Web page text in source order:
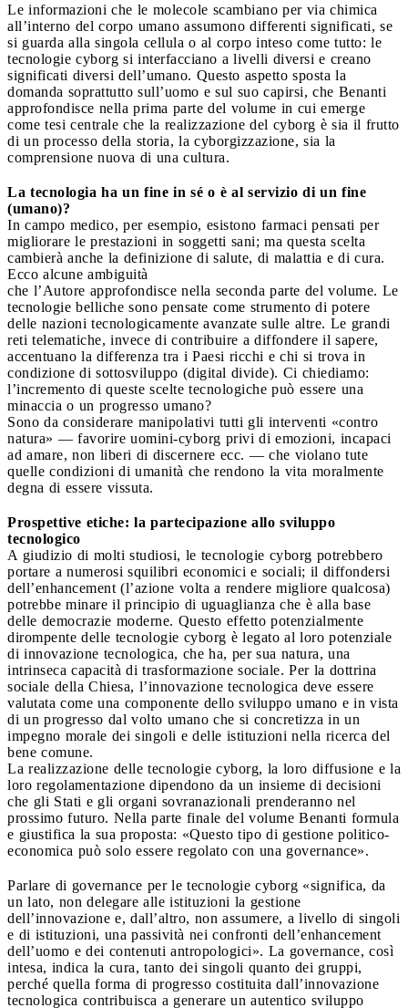
Le informazioni che le molecole scambiano per via chimica
all’interno del corpo umano assumono differenti significati, se
si guarda alla singola cellula o al corpo inteso come tutto: le
tecnologie cyborg si interfacciano a livelli diversi e creano
significati diversi dell’umano. Questo aspetto sposta la
domanda soprattutto sull’uomo e sul suo capirsi, che Benanti
approfondisce nella prima parte del volume in cui emerge
come tesi centrale che la realizzazione del cyborg è sia il frutto
di un processo della storia, la cyborgizzazione, sia la
comprensione nuova di una cultura.
La tecnologia ha un fine in sé o è al servizio di un fine
(umano)?
In campo medico, per esempio, esistono farmaci pensati per
migliorare le prestazioni in soggetti sani; ma questa scelta
cambierà anche la definizione di salute, di malattia e di cura.
Ecco alcune ambiguità
che l’Autore approfondisce nella seconda parte del volume. Le
tecnologie belliche sono pensate come strumento di potere
delle nazioni tecnologicamente avanzate sulle altre. Le grandi
reti telematiche, invece di contribuire a diffondere il sapere,
accentuano la differenza tra i Paesi ricchi e chi si trova in
condizione di sottosviluppo (digital divide). Ci chiediamo:
l’incremento di queste scelte tecnologiche può essere una
minaccia o un progresso umano?
Sono da considerare manipolativi tutti gli interventi «contro
natura» — favorire uomini-cyborg privi di emozioni, incapaci
ad amare, non liberi di discernere ecc. — che violano tute
quelle condizioni di umanità che rendono la vita moralmente
degna di essere vissuta.
Prospettive etiche: la partecipazione allo sviluppo
tecnologico
A giudizio di molti studiosi, le tecnologie cyborg potrebbero
portare a numerosi squilibri economici e sociali; il diffondersi
dell’enhancement (l’azione volta a rendere migliore qualcosa)
potrebbe minare il principio di uguaglianza che è alla base
delle democrazie moderne. Questo effetto potenzialmente
dirompente delle tecnologie cyborg è legato al loro potenziale
di innovazione tecnologica, che ha, per sua natura, una
intrinseca capacità di trasformazione sociale. Per la dottrina
sociale della Chiesa, l’innovazione tecnologica deve essere
valutata come una componente dello sviluppo umano e in vista
di un progresso dal volto umano che si concretizza in un
impegno morale dei singoli e delle istituzioni nella ricerca del
bene comune.
La realizzazione delle tecnologie cyborg, la loro diffusione e la
loro regolamentazione dipendono da un insieme di decisioni
che gli Stati e gli organi sovranazionali prenderanno nel
prossimo futuro. Nella parte finale del volume Benanti formula
e giustifica la sua proposta: «Questo tipo di gestione politico-
economica può solo essere regolato con una governance».
Parlare di governance per le tecnologie cyborg «significa, da
un lato, non delegare alle istituzioni la gestione
dell’innovazione e, dall’altro, non assumere, a livello di singoli
e di istituzioni, una passività nei confronti dell’enhancement
dell’uomo e dei contenuti antropologici». La governance, così
intesa, indica la cura, tanto dei singoli quanto dei gruppi,
perché quella forma di progresso costituita dall’innovazione
tecnologica contribuisca a generare un autentico sviluppo